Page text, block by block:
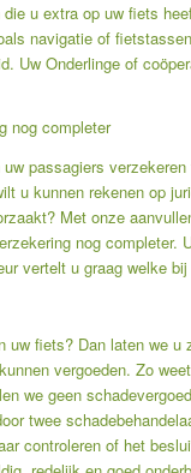
u extra op uw fiets
navigatie of
Uw Onderlinge of
nog completer
passagiers verzekeren
u kunnen rekenen op
Met onze
nog completer.
vertelt u graag welke
uw fiets? Dan laten we u
vergoeden. Zo
we geen
twee
controleren of het